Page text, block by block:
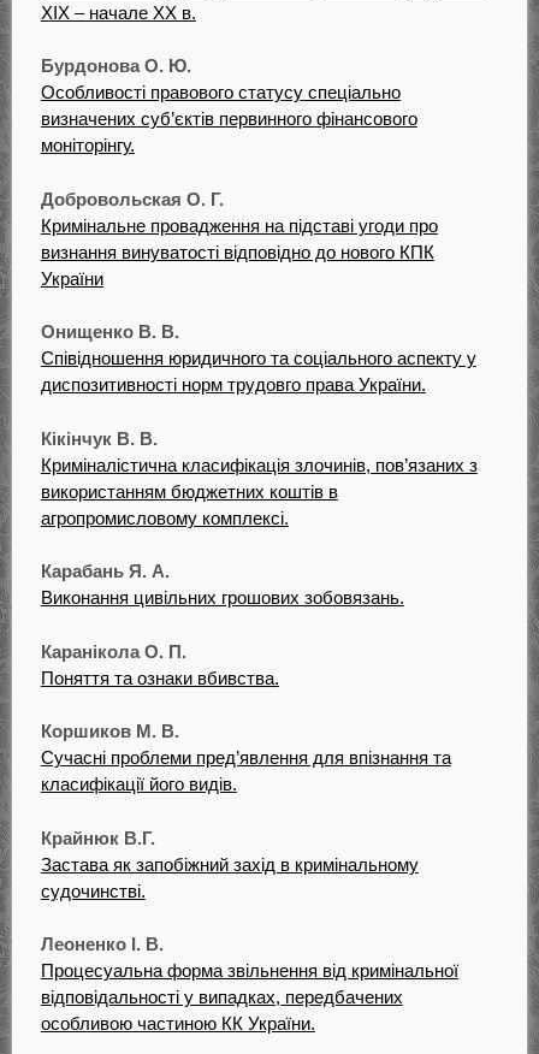
ХIХ – начале ХХ в.
Бурдонова О. Ю.
Особливості правового статусу спеціально
визначених суб’єктів первинного фінансового
моніторінгу.
Добровольская О. Г.
Кримінальне провадження на підставі угоди про
визнання винуватості відповідно до нового КПК
України
Онищенко В. В.
Співідношення юридичного та соціального аспекту у
диспозитивності норм трудовго права України.
Кікінчук В. В.
Криміналістична класифікація злочинів, пов’язаних з
використанням бюджетних коштів в
агропромисловому комплексі.
Карабань Я. А.
Виконання цивільних грошових зобовязань.
Каранікола О. П.
Поняття та ознаки вбивства.
Коршиков М. В.
Сучасні проблеми пред’явлення для впізнання та
класифікації його видів.
Крайнюк В.Г.
Застава як запобіжний захід в кримінальному
судочинстві.
Леоненко І. В.
Процесуальна форма звільнення від кримінальної
відповідальності у випадках, передбачених
особливою частиною КК України.